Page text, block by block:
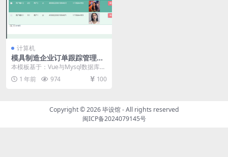
计算机
模具制造企业订单跟踪管理系
统毕设模板 毕业设计模板及毕
本模板基于：Vue与Mysql数据库开
发 系统功能实现 系统实现部分就是
将系统分...
1 年前 974 100
Copyright © 2026毕设馆- All rights reserved
闽ICP备2024079145号